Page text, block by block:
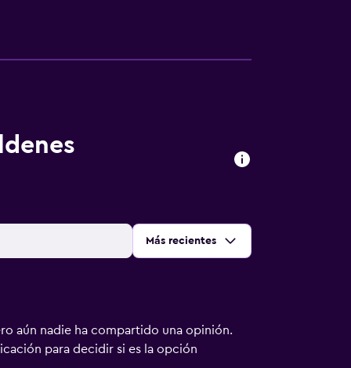
Ordenar por:
Más recientes
aún nadie ha compartido una opinión.
para decidir si es la opción